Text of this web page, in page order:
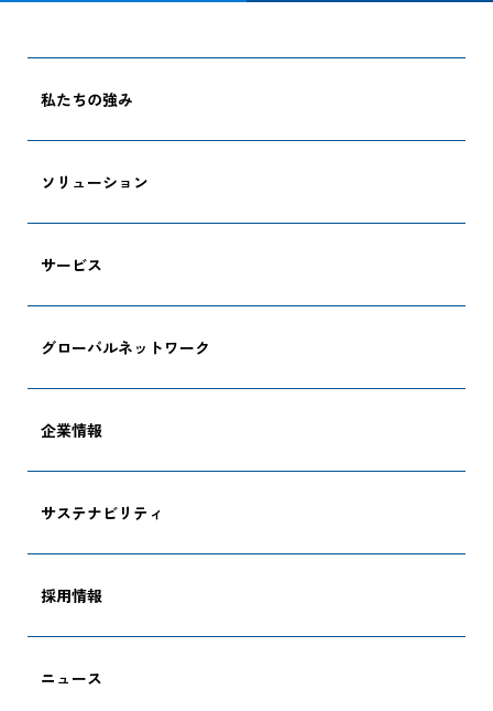
私たちの強み
ソリューション
サービス
グローバルネットワーク
企業情報
サステナビリティ
採用情報
ニュース